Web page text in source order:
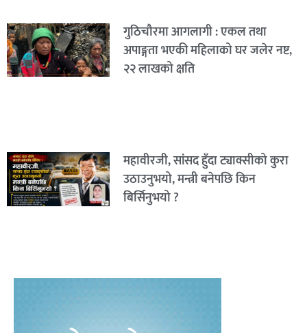
गुठिचौरमा आगलागी : एकल तथा
अपाङ्गता भएकी महिलाको घर जलेर नष्ट,
२२ लाखको क्षति
महावीरजी, सांसद हुँदा ट्याक्सीको कुरा
उठाउनुभयो, मन्त्री बनेपछि किन
बिर्सिनुभयो ?